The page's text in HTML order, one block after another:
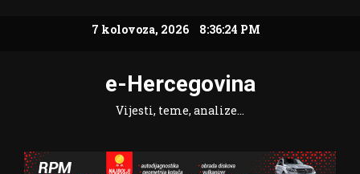
7 kolovoza, 2026 8:36:26 PM
e-Hercegovina
Vijesti, teme, analize…